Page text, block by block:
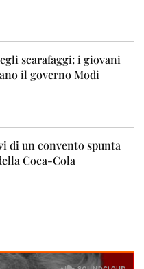
scarafaggi: i giovani
il governo Modi
di un convento spunta
Coca-Cola